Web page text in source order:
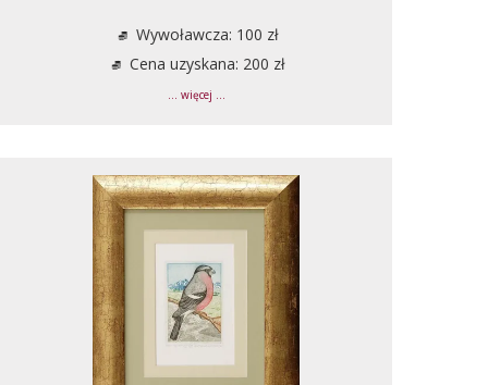
Wywoławcza: 100 zł
Cena uzyskana: 200 zł
... więcej ...